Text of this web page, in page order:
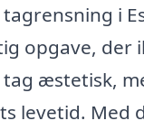
i
opgave, der
æstetisk,
levetid. Med